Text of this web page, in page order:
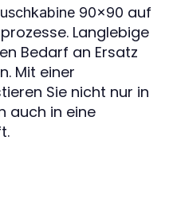
90x90 auf
Langlebige
Bedarf an Ersatz
Mit einer
Sie nicht nur in
auch in eine